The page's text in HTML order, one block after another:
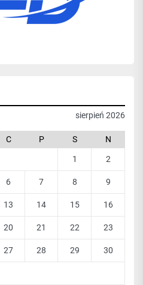
sierpień 2026
C P S N
1 2
6 7 8 9
13 14 15 16
20 21 22 23
27 28 29 30